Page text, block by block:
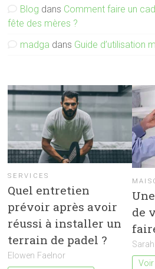
Blog dans Comment faire un
fête des mères ?
madga dans Guide d’utilisation
SERVICES
Quel entretien
prévoir après avoir
réussi à installer un
terrain de padel ?
Elowen Faelnor
de
Sarah